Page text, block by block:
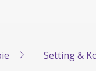
Setting &